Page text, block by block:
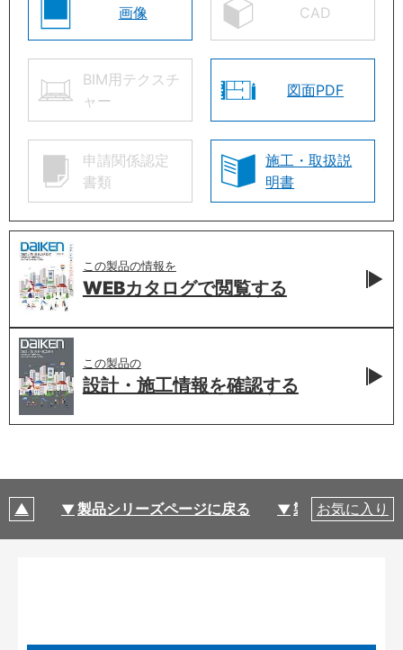
画像 CAD
BIM用テクスチ
ャー
図面PDF
申請関係認定
書類
施工・取扱説
明書
この製品の情報を
WEBカタログで閲覧する
この製品の
設計・施工情報を確認する
製品シリーズページに戻る 製品仕様
お気に入り